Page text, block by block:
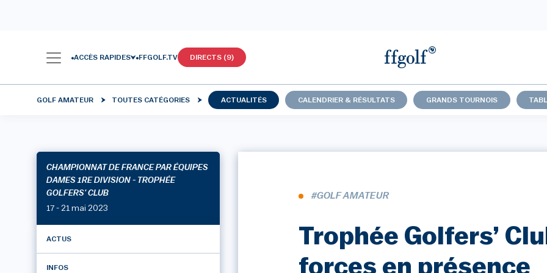
ACCÈS RAPIDES FFGOLF.TV DIRECTS (9)
GOLF AMATEUR TOUTES CATÉGORIES ACTUALITÉS CALENDRIER & RÉSULTATS GRANDS TOURNOIS
CHAMPIONNAT DE FRANCE PAR ÉQUIPES
DAMES 1RE DIVISION - TROPHÉE
GOLFERS' CLUB
17 - 21 mai 2023
ACTUS
INFOS
#GOLF AMATEUR
Trophée Golfers’
forces en présence